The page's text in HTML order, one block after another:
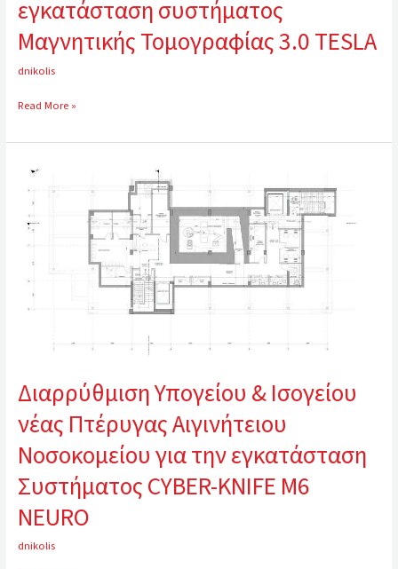
εγκατάσταση συστήματος
Μαγνητικής Τομογραφίας 3.0 TESLA
dnikolis
Read More »
Διαρρύθμιση Υπογείου & Ισογείου
νέας Πτέρυγας Αιγινήτειου
Νοσοκομείου για την εγκατάσταση
Συστήματος CYBER-KNIFE M6
NEURO
dnikolis
Διαρρύθμιση
Υπογείου
Ισογείου
νέας
Πτέρυγας
Αιγινήτειου
Νοσοκομείου
Συστήματος
CYBER-
KNIFE
M6
NEURO